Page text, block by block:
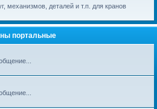
механизмов, деталей и т.п. для кранов
портальные